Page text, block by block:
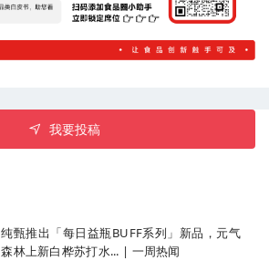
我要投稿
纯甄推出「每日益瓶BUFF系列」新品，元气
森林上新白桦苏打水... | 一周热闻